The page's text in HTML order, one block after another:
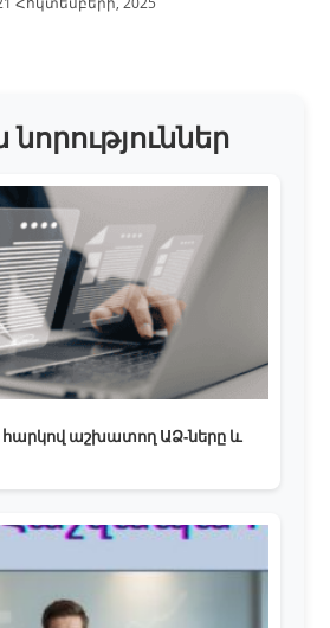
նորություններ
հարկով աշխատող ԱՁ-ները և